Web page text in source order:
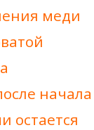
меди
начала
остается